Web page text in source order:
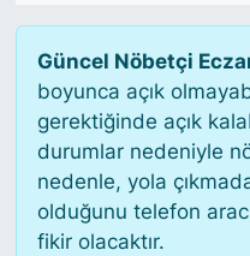
Güncel Nöbetçi
boyunca açık
gerektiğinde açık
durumlar nedeniyle
nedenle, yola
olduğunu telefon
fikir olacaktır.